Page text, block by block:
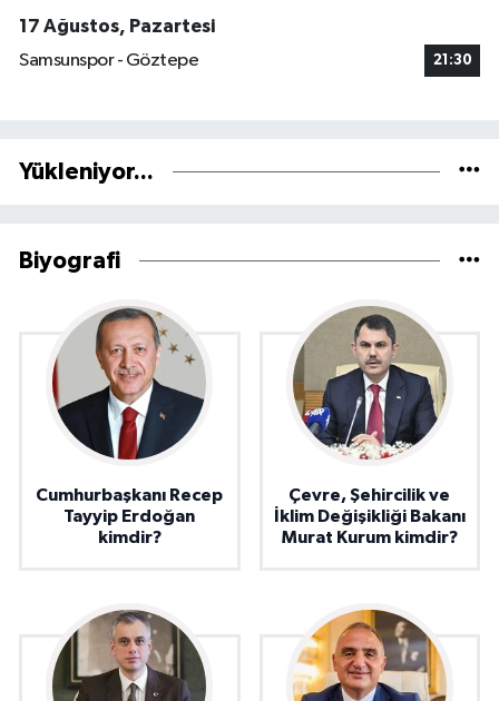
17 Ağustos, Pazartesi
Samsunspor - Göztepe
21:30
Yükleniyor...
Biyografi
Cumhurbaşkanı Recep
Tayyip Erdoğan
kimdir?
Çevre, Şehircilik ve
İklim Değişikliği Bakanı
Murat Kurum kimdir?